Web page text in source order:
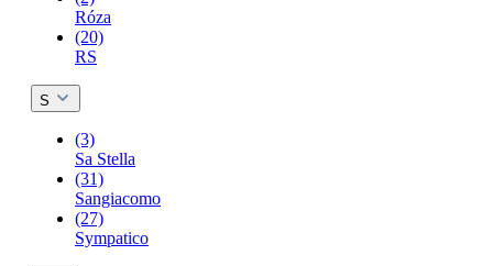
Róza
(20)
RS
S
(3)
Sa Stella
(31)
Sangiacomo
(27)
Sympatico